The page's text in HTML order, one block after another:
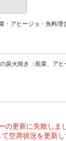
・アヒージョ・魚料理
炭火焼き〈前菜、ア
の更新に失敗しまし
空席状況を更新し